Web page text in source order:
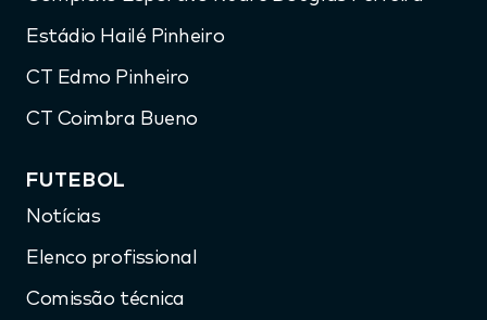
Estádio Hailé Pinheiro
CT Edmo Pinheiro
CT Coimbra Bueno
FUTEBOL
Notícias
Elenco profissional
Comissão técnica